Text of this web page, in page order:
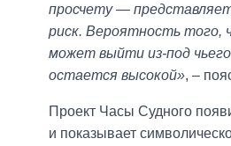
просчету —
риск. Вероятность того,
может выйти из-под
остается высокой», –
Проект Часы Судного
и показывает